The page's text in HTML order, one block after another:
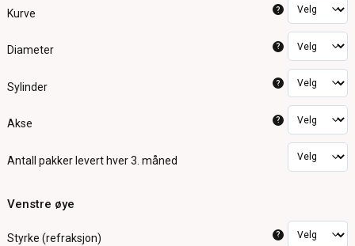
Kurve ?
Diameter ?
Sylinder ?
Akse ?
Antall pakker levert hver 3. måned
Venstre øye
Styrke (refraksjon) ?